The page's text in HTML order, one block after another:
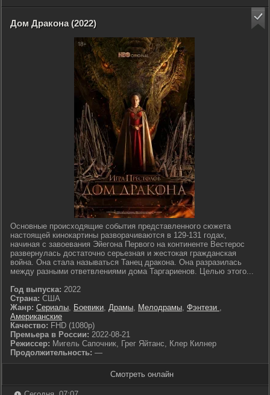
Дом Дракона (2022)
Основные происходящие события представленного сюжета
настоящей кинокартины разворачиваются в 129-131 годах,
начиная с завоевания Эйегона Первого на континенте Вестерос
развернулась достаточно серьезная и жестокая гражданская
война. Она стала называться Танец дракона. Она разразилась
между разными ответвлениями дома Таргариенов. Целью этого...
Год выпуска: 2022
Страна: США
Жанр: Сериалы, Боевики, Драмы, Мелодрамы, Фэнтези ,
Американские
Качество: FHD (1080p)
Премьера в России: 2022-08-21
Режиссер: Мигель Сапочник, Грег Яйтанс, Клер Килнер
Продолжительность: —
Смотреть онлайн